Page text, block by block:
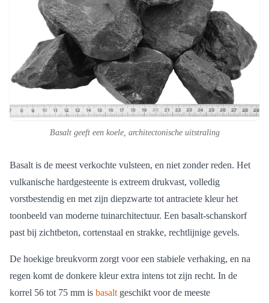
Basalt geeft een koele, architectonische uitstraling
Basalt is de meest verkochte vulsteen, en niet zonder reden. Het
vulkanische hardgesteente is extreem drukvast, volledig
vorstbestendig en met zijn diepzwarte tot antraciete kleur het
toonbeeld van moderne tuinarchitectuur. Een basalt-schanskorf
past bij zichtbeton, cortenstaal en strakke, rechtlijnige gevels.
De hoekige breukvorm zorgt voor een stabiele verhaking, en na
regen komt de donkere kleur extra intens tot zijn recht. In de
korrel 56 tot 75 mm is basalt geschikt voor de meeste